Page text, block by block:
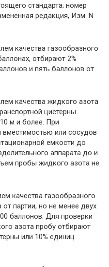
стандарта; номер
редакция, Изм. N
качества газообразного
отбирают 2%
и пять баллонов от
качества жидкого азота
цистерны
м и более. При
вместимостью или сосудов
емкости до
аппарата до и
пробы жидкого азота не
качества газообразного
партии, но не менее двух
баллонов. Для проверки
азота пробу отбирают
или 10% единиц